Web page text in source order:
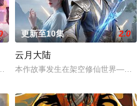
件对策部”的负责人。
然成了关键所在！东方桃子与伙伴们
更新至10集 2.0
云月大陆
本作故事发生在架空修仙世界——云